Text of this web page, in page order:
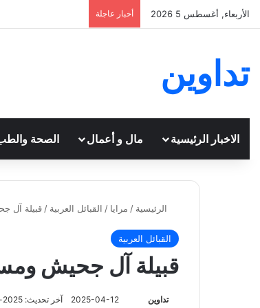
الأربعاء, أغسطس 5 2026 أخبار عاجلة
تداوين
الاخبار الرئيسية مال و أعمال الصحة
الرئيسية / مرايا / القبائل العربية / قبيلة آل
القبائل العربية
قبيلة آل جحيش
تداوين 2025-04-12 آخر تحديث: 2025-04-12